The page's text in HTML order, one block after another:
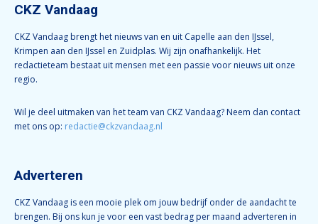
CKZ Vandaag
CKZ Vandaag brengt het nieuws van en uit Capelle aan den IJssel,
Krimpen aan den IJssel en Zuidplas. Wij zijn onafhankelijk. Het
redactieteam bestaat uit mensen met een passie voor nieuws uit onze
regio.
Wil je deel uitmaken van het team van CKZ Vandaag? Neem dan contact
met ons op: redactie@ckzvandaag.nl
Adverteren
CKZ Vandaag is een mooie plek om jouw bedrijf onder de aandacht te
brengen. Bij ons kun je voor een vast bedrag per maand adverteren in